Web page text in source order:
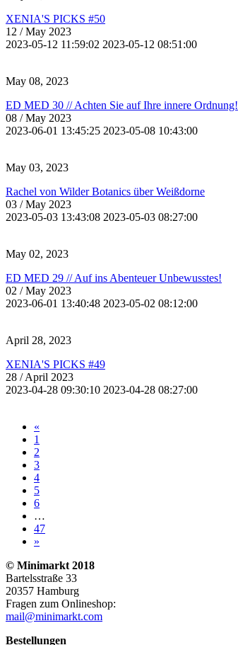
XENIA'S PICKS #50
12 / May 2023
2023-05-12 11:59:02 2023-05-12 08:51:00
May 08, 2023
ED MED 30 // Achten Sie auf Ihre innere Ordnung!
08 / May 2023
2023-06-01 13:45:25 2023-05-08 10:43:00
May 03, 2023
Rachel von Wilder Botanics über Weißdorne
03 / May 2023
2023-05-03 13:43:08 2023-05-03 08:27:00
May 02, 2023
ED MED 29 // Auf ins Abenteuer Unbewusstes!
02 / May 2023
2023-06-01 13:40:48 2023-05-02 08:12:00
April 28, 2023
XENIA'S PICKS #49
28 / April 2023
2023-04-28 09:30:10 2023-04-28 08:27:00
«
1
2
3
4
5
6
…
47
»
© Minimarkt 2018
Bartelsstraße 33
20357 Hamburg
Fragen zum Onlineshop:
mail@minimarkt.com
Bestellungen